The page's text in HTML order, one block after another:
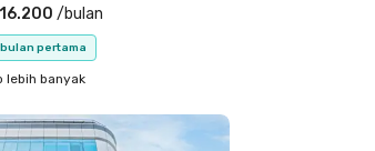
/bulan
pertama
lebih banyak